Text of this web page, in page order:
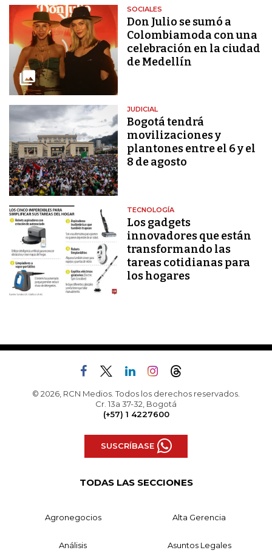
SOCIALES
Don Julio se sumó a
Colombiamoda con una
celebración en la ciudad
de Medellín
JUDICIAL
Bogotá tendrá
movilizaciones y
plantones entre el 6 y el
8 de agosto
TECNOLOGÍA
Los gadgets
innovadores que están
transformando las
tareas cotidianas para
los hogares
© 2026, RCN Medios. Todos los derechos reservados.
Cr. 13a 37-32, Bogotá
(+57) 1 4227600
SUSCRÍBASE
TODAS LAS SECCIONES
Agronegocios Alta Gerencia
Análisis Asuntos Legales